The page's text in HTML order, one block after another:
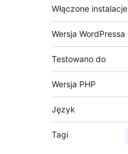
Włączone instalacje
Wersja WordPressa
Testowano do
Wersja PHP
Język
Tagi